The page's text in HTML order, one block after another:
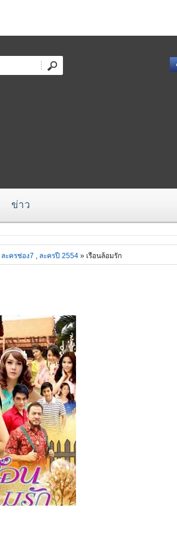
ข่าว
ละครช่อง7 , ละครปี 2554» เรือนล้อมรัก